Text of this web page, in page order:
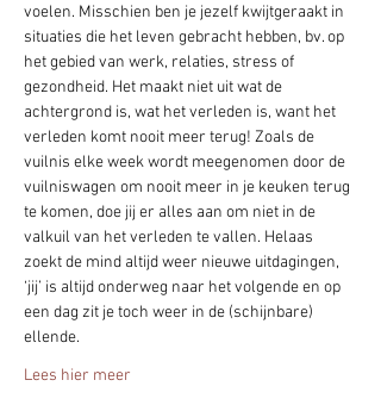
voelen. Misschien ben je jezelf kwijtgeraakt in
situaties die het leven gebracht hebben, bv. op
het gebied van werk, relaties, stress of
gezondheid. Het maakt niet uit wat de
achtergrond is, wat het verleden is, want het
verleden komt nooit meer terug! Zoals de
vuilnis elke week wordt meegenomen door de
vuilniswagen om nooit meer in je keuken terug
te komen, doe jij er alles aan om niet in de
valkuil van het verleden te vallen. Helaas
zoekt de mind altijd weer nieuwe uitdagingen,
‘jij’ is altijd onderweg naar het volgende en op
een dag zit je toch weer in de (schijnbare)
ellende.
Lees hier meer